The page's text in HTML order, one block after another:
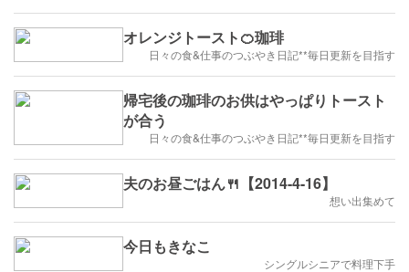
オレンジトースト🍊珈琲
日々の食&仕事のつぶやき日記**毎日更新を目指す
帰宅後の珈琲のお供はやっぱりトースト
が合う
日々の食&仕事のつぶやき日記**毎日更新を目指す
夫のお昼ごはん🍴【2014-4-16】
想い出集めて
今日もきなこ
シングルシニアで料理下手